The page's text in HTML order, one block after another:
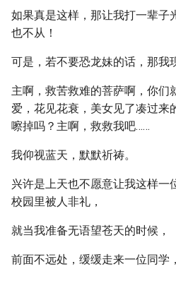
如果真是这样，那让我打一辈子
也不从！
可是，若不要恐龙妹的话，那我
主啊，救苦救难的菩萨啊，你们
爱，花见花衰，美女见了凑过来
嚓掉吗？主啊，救救我吧……
我仰视蓝天，默默祈祷。
兴许是上天也不愿意让我这样一
校园里被人非礼，
就当我准备无语望苍天的时候，
前面不远处，缓缓走来一位同学，